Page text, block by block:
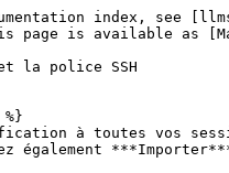
index, see
page is available as
la police SSH
à toutes vos
également